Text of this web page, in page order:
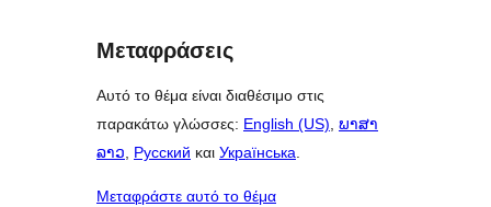
Μεταφράσεις
Αυτό το θέμα είναι διαθέσιμο στις
παρακάτω γλώσσες: English (US), ພາສາ
ລາວ, Русский και Українська.
Μεταφράστε αυτό το θέμα